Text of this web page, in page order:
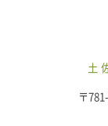
土
〒